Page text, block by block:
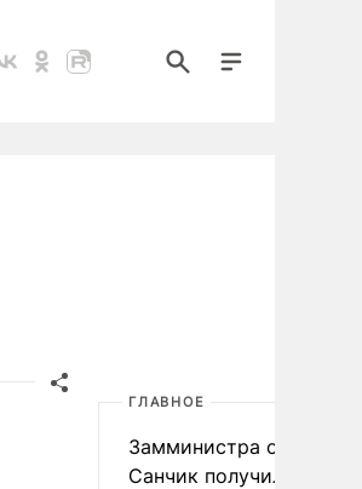
ГЛАВНОЕ
Замминистра обороны
Санчик получил звание